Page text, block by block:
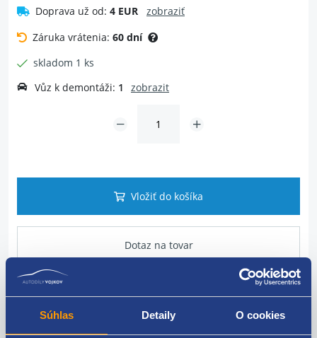
Súhlas Detaily O cookies
Doprava už od: 4 EUR
zobraziť
Záruka vrátenia: 60 dní
skladom 1 ks
Vůz k demontáži: 1 zobrazit
Vložiť do košíka
Dotaz na tovar